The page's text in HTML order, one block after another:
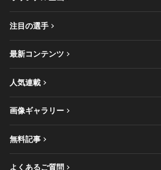
注目の選手
最新コンテンツ
人気連載
画像ギャラリー
無料記事
よくあるご質問